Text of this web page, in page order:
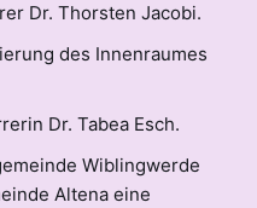
Dr. Thorsten Jacobi.
des Innenraumes
Dr. Tabea Esch.
Wiblingwerde
Altena eine